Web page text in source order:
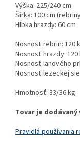
Výška: 225/240 cm
Šírka: 100 cm
Hĺbka hrazdy: 60 cm
Nosnosť rebrin: 120
Nosnosť hrazdy: 120
Nosnosť lanového
Nosnosť lezeckej
Hmotnosť: 33/36 kg
Tovar je
Pravidlá používania